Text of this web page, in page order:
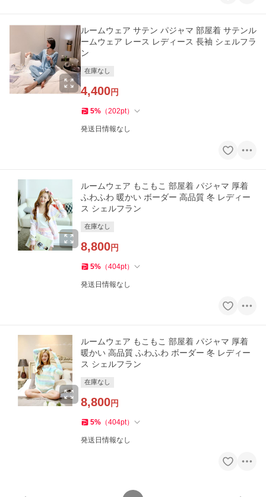
ルームウェア サテン パジャマ 部屋着 サテンル
ームウェア レース レディース 長袖 シェルフラ
ン
在庫なし
4,400円
5% （202pt）
発送日情報なし
ルームウェア もこもこ 部屋着 パジャマ 厚着
ふわふわ 暖かい ボーダー 高品質 冬 レディー
ス シェルフラン
在庫なし
8,800円
5% （404pt）
発送日情報なし
ルームウェア もこもこ 部屋着 パジャマ 厚着
暖かい 高品質 ふわふわ ボーダー 冬 レディー
ス シェルフラン
在庫なし
8,800円
5% （404pt）
発送日情報なし